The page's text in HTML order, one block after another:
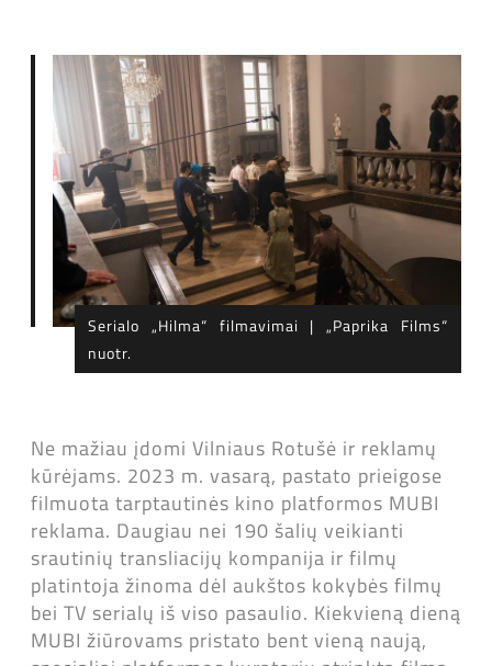
Serialo „Hilma“ filmavimai | „Paprika Films“
nuotr.
Ne mažiau įdomi Vilniaus Rotušė ir reklamų
kūrėjams. 2023 m. vasarą, pastato prieigose
filmuota tarptautinės kino platformos MUBI
reklama. Daugiau nei 190 šalių veikianti
srautinių transliacijų kompanija ir filmų
platintoja žinoma dėl aukštos kokybės filmų
bei TV serialų iš viso pasaulio. Kiekvieną dieną
MUBI žiūrovams pristato bent vieną naują,